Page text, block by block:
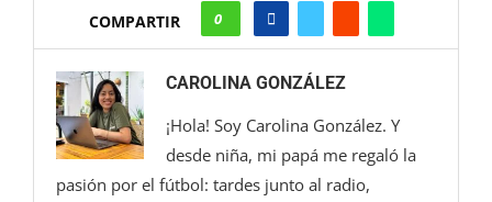
COMPARTIR 0
CAROLINA GONZÁLEZ
¡Hola! Soy Carolina González. Y
desde niña, mi papá me regaló la
pasión por el fútbol: tardes junto al radio,